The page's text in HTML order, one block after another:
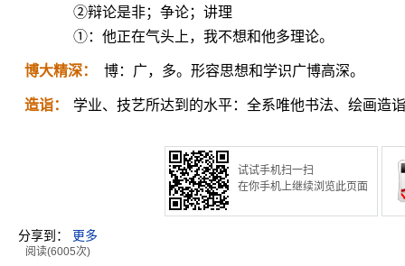
②辩论是非；争论；讲理
①：他正在气头上，我不想和他多理论。
博大精深： 博：广，多。形容思想和学识广博高深。
造诣： 学业、技艺所达到的水平：全系唯他书法、绘画造
试试手机扫一扫
在你手机上继续浏览此页面
分享到： 更多
阅读(6005次)